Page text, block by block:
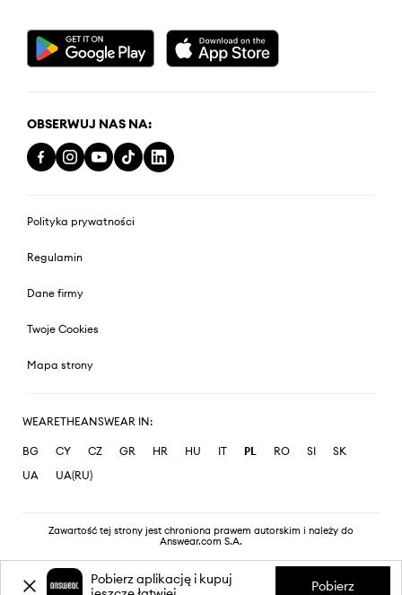
OBSERWUJ NAS NA:
Polityka prywatności
Regulamin
Dane firmy
Twoje Cookies
Mapa strony
WEARETHEANSWEAR IN:
BG CY CZ GR HR HU IT PL RO SI
SK
UA
UA(RU)
Zawartość tej strony jest chroniona prawem autorskim i należy do
Answear.com S.A.
Pobierz aplikację i kupuj
Pobierz